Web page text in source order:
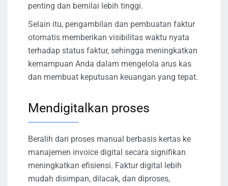
penting dan bernilai lebih tinggi.
Selain itu, pengambilan dan pembuatan faktur
otomatis memberikan visibilitas waktu nyata
terhadap status faktur, sehingga meningkatkan
kemampuan Anda dalam mengelola arus kas
dan membuat keputusan keuangan yang tepat.
Mendigitalkan proses
Beralih dari proses manual berbasis kertas ke
manajemen invoice digital secara signifikan
meningkatkan efisiensi. Faktur digital lebih
mudah disimpan, dilacak, dan diproses,